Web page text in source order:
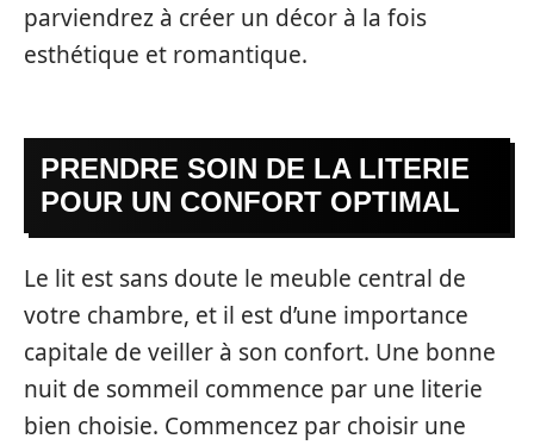
parviendrez à créer un décor à la fois
esthétique et romantique.
PRENDRE SOIN DE LA LITERIE
POUR UN CONFORT OPTIMAL
Le lit est sans doute le meuble central de
votre chambre, et il est d’une importance
capitale de veiller à son confort. Une bonne
nuit de sommeil commence par une literie
bien choisie. Commencez par choisir une